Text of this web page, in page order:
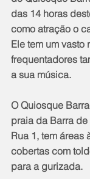
das 14 horas
como atração o
Ele tem um vasto
frequentadores
a sua música.
O Quiosque
praia da Barra
Rua 1, tem áreas
cobertas com
para a gurizada.